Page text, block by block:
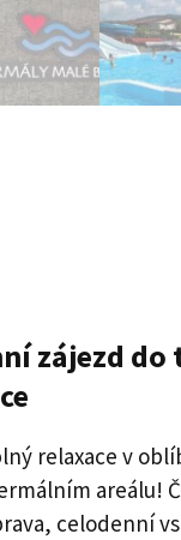
zájezd do
relaxace v
areálu!
celodenní